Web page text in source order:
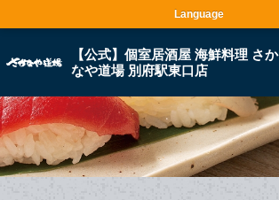
【公式】個室居酒屋 海鮮料理 さか
なや道場 別府駅東口店
Language